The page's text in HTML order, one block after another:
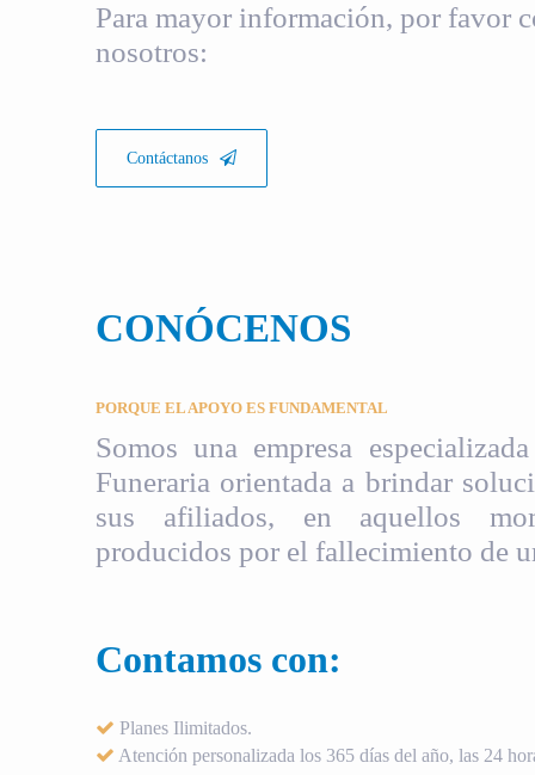
Para mayor información, por favor
nosotros:
Contáctanos
CONÓCENOS
PORQUE EL APOYO ES FUNDAMENTAL
Somos una empresa
Funeraria orientada a brindar
sus afiliados, en aquellos
producidos por el fallecimiento de
Contamos con:
Planes Ilimitados.
Atención personalizada los 365 días del año, las 24